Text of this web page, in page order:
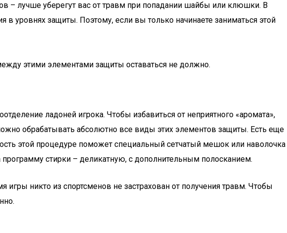
– лучше уберегут вас от травм при попадании шайбы или клюшки. В
в уровнях защиты. Поэтому, если вы только начинаете заниматься этой
этими элементами защиты оставаться не должно.
ладоней игрока. Чтобы избавиться от неприятного «аромата»,
обрабатывать абсолютно все виды этих элементов защиты. Есть еще
этой процедуре поможет специальный сетчатый мешок или наволочка
стирки – деликатную, с дополнительным полосканием.
никто из спортсменов не застрахован от получения травм. Чтобы